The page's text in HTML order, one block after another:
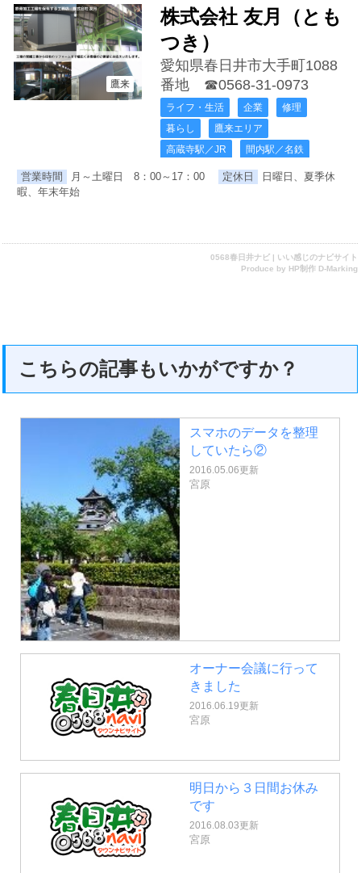
鷹来
株式会社 友月（とも
つき）
愛知県春日井市大手町1088
番地 ☎0568-31-0973
ライフ・生活 企業
修理
暮らし
鷹来エリア
高蔵寺駅／JR
間内駅／名鉄
営業時間 月～土曜日 8：00～17：00 定休日
日曜日、夏季休
暇、年末年始
0568春日井ナビ | いい感じのナビサイト
Produce by HP制作 D-Marking
こちらの記事もいかがですか？
スマホのデータを整理
していたら②
2016.05.06更新
宮原
オーナー会議に行って
きました
2016.06.19更新
宮原
明日から３日間お休み
です
2016.08.03更新
宮原